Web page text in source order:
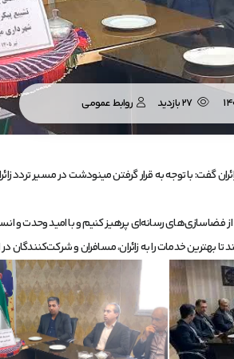
27 بازدید روابط عمومی
گفت: با توجه به قرار گرفتن مینودشت در مسیر تردد
فضاسازی‌های رسانه‌ای پرهیز کنیم و با امید وحدت و
خدمات را به زائران، مسافران و شرکت‌کنندگان در